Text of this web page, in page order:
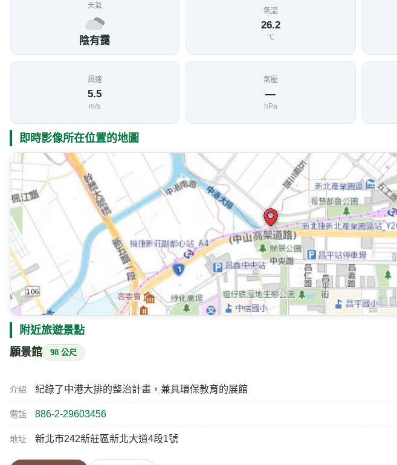
天氣
陰有靄
氣溫
26.2
℃
風速
5.5
m/s
氣壓
—
hPa
即時影像所在位置的地圖
附近旅遊景點
願景館 98 公尺
介紹 紀錄了中港大排的整治計畫，兼具環保教育的展館
電話 886-2-29603456
地址 新北市242新莊區新北大道4段1號